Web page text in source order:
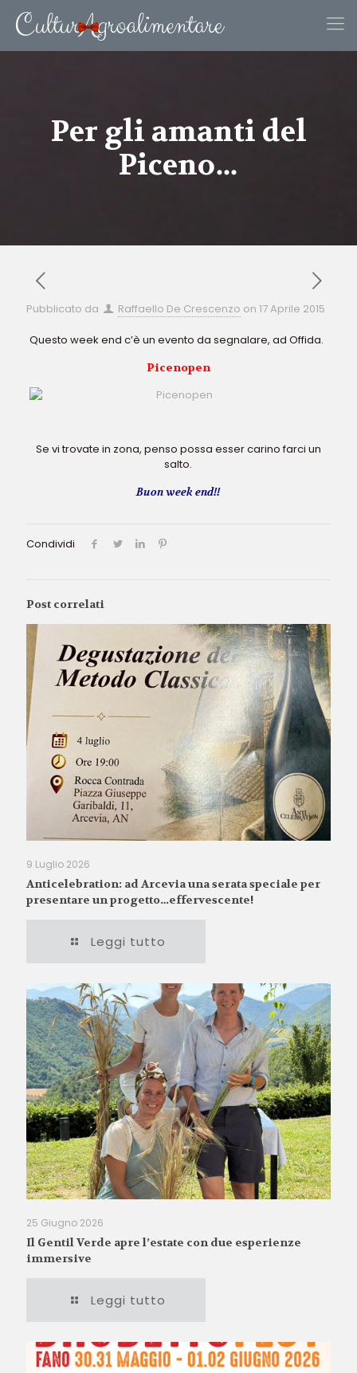
Per gli amanti del
Piceno…
Pubblicato da Raffaello De Crescenzo on 17 Aprile 2015
Questo week end c’è un evento da segnalare, ad Offida.
Picenopen
Se vi trovate in zona, penso possa esser carino farci un
salto.
Buon week end!!
Condividi
Post correlati
9 Luglio 2026
Anticelebration: ad Arcevia una serata speciale per
presentare un progetto…effervescente!
Leggi tutto
25 Giugno 2026
Il Gentil Verde apre l’estate con due esperienze
immersive
Leggi tutto